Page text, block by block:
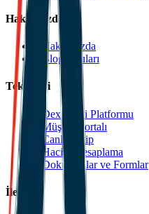
Hakkımızda
Hakkımızda
Blog Yazıları
Teknoloji
Dexpell.ai Platformu
Müşteri Portalı
Canlı Takip
Hacim Hesaplama
Dokümanlar ve Formlar
İletişim